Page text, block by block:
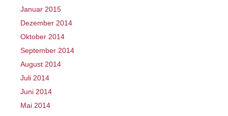
Januar 2015
Dezember 2014
Oktober 2014
September 2014
August 2014
Juli 2014
Juni 2014
Mai 2014